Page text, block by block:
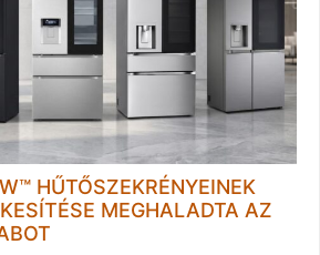
HŰTŐSZEKRÉNYEINEK
MEGHALADTA AZ